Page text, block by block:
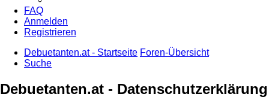
FAQ
Anmelden
Registrieren
Debuetanten.at - Startseite Foren-Übersicht
Suche
Debuetanten.at - Datenschutzerklärung